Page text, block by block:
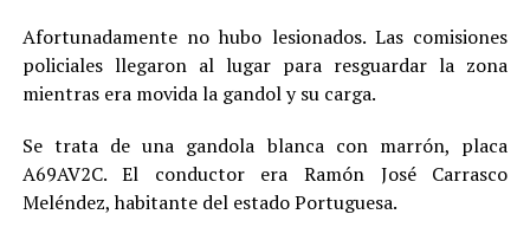
Afortunadamente no hubo lesionados. Las comisiones
policiales llegaron al lugar para resguardar la zona
mientras era movida la gandol y su carga.
Se trata de una gandola blanca con marrón, placa
A69AV2C. El conductor era Ramón José Carrasco
Meléndez, habitante del estado Portuguesa.